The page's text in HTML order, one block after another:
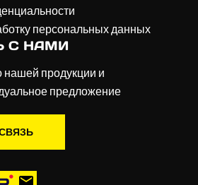
персональных данных
С НАМИ
нашей продукции и
предложение